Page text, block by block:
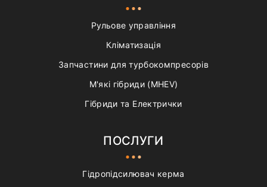
Рульове управління
Кліматизація
Запчастини для турбокомпресорів
М'які гібриди (MHEV)
Гібриди та Електрички
ПОСЛУГИ
Гідропідсилювач керма